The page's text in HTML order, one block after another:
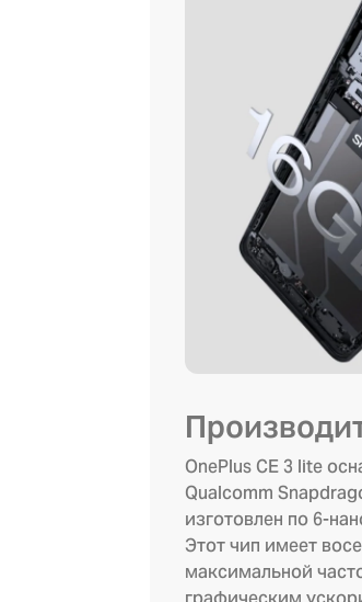
OnePlus CE 3 lite
Qualcomm
изготовлен по 6-
Этот чип имеет
максимальной